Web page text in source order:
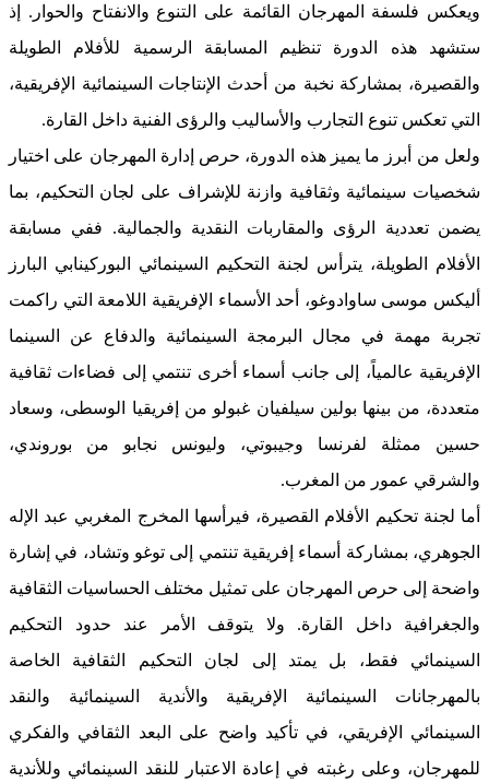
ويعكس فلسفة المهرجان القائمة على التنوع والانفتاح والحوار. إذ
ستشهد هذه الدورة تنظيم المسابقة الرسمية للأفلام الطويلة
والقصيرة، بمشاركة نخبة من أحدث الإنتاجات السينمائية الإفريقية،
التي تعكس تنوع التجارب والأساليب والرؤى الفنية داخل القارة.
ولعل من أبرز ما يميز هذه الدورة، حرص إدارة المهرجان على اختيار
شخصيات سينمائية وثقافية وازنة للإشراف على لجان التحكيم، بما
يضمن تعددية الرؤى والمقاربات النقدية والجمالية. ففي مسابقة
الأفلام الطويلة، يترأس لجنة التحكيم السينمائي البوركينابي البارز
أليكس موسى ساوادوغو، أحد الأسماء الإفريقية اللامعة التي راكمت
تجربة مهمة في مجال البرمجة السينمائية والدفاع عن السينما
الإفريقية عالمياً، إلى جانب أسماء أخرى تنتمي إلى فضاءات ثقافية
متعددة، من بينها بولين سيلفيان غبولو من إفريقيا الوسطى، وسعاد
حسين ممثلة لفرنسا وجيبوتي، وليونس نجابو من بوروندي،
والشرقي عمور من المغرب.
أما لجنة تحكيم الأفلام القصيرة، فيرأسها المخرج المغربي عبد الإله
الجوهري، بمشاركة أسماء إفريقية تنتمي إلى توغو وتشاد، في إشارة
واضحة إلى حرص المهرجان على تمثيل مختلف الحساسيات الثقافية
والجغرافية داخل القارة. ولا يتوقف الأمر عند حدود التحكيم
السينمائي فقط، بل يمتد إلى لجان التحكيم الثقافية الخاصة
بالمهرجانات السينمائية الإفريقية والأندية السينمائية والنقد
السينمائي الإفريقي، في تأكيد واضح على البعد الثقافي والفكري
للمهرجان، وعلى رغبته في إعادة الاعتبار للنقد السينمائي وللأندية